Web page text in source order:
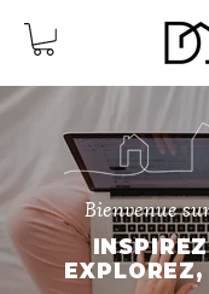
Bienvenue